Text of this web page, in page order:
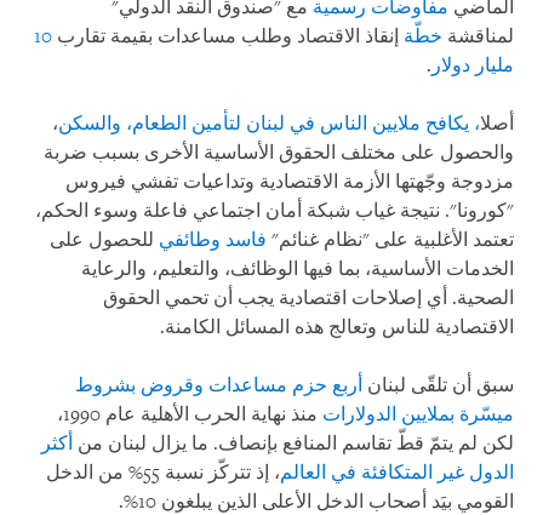
الماضي مفاوضات رسمية مع "صندوق النقد الدولي"
لمناقشة خطّة إنقاذ الاقتصاد وطلب مساعدات بقيمة تقارب 10
مليار دولار .
أصلا، يكافح ملايين الناس في لبنان لتأمين الطعام، والسكن،
والحصول على مختلف الحقوق الأساسية الأخرى بسبب ضربة
مزدوجة وجّهتها الأزمة الاقتصادية وتداعيات تفشي فيروس
"كورونا". نتيجة غياب شبكة أمان اجتماعي فاعلة وسوء الحكم،
تعتمد الأغلبية على "نظام غنائم" فاسد وطائفي للحصول على
الخدمات الأساسية، بما فيها الوظائف، والتعليم، والرعاية
الصحية. أي إصلاحات اقتصادية يجب أن تحمي الحقوق
الاقتصادية للناس وتعالج هذه المسائل الكامنة.
سبق أن تلقّى لبنان أربع حزم مساعدات وقروض بشروط
ميسّرة بملايين الدولارات
منذ نهاية الحرب الأهلية عام 1990،
لكن لم يتمّ قطّ تقاسم المنافع بإنصاف. ما يزال لبنان من أكثر
الدول غير المتكافئة في العالم
، إذ تتركّز نسبة 55% من الدخل
القومي بيَد أصحاب الدخل الأعلى الذين يبلغون 10%.